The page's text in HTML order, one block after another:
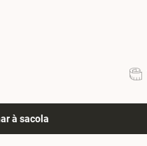
à sacola